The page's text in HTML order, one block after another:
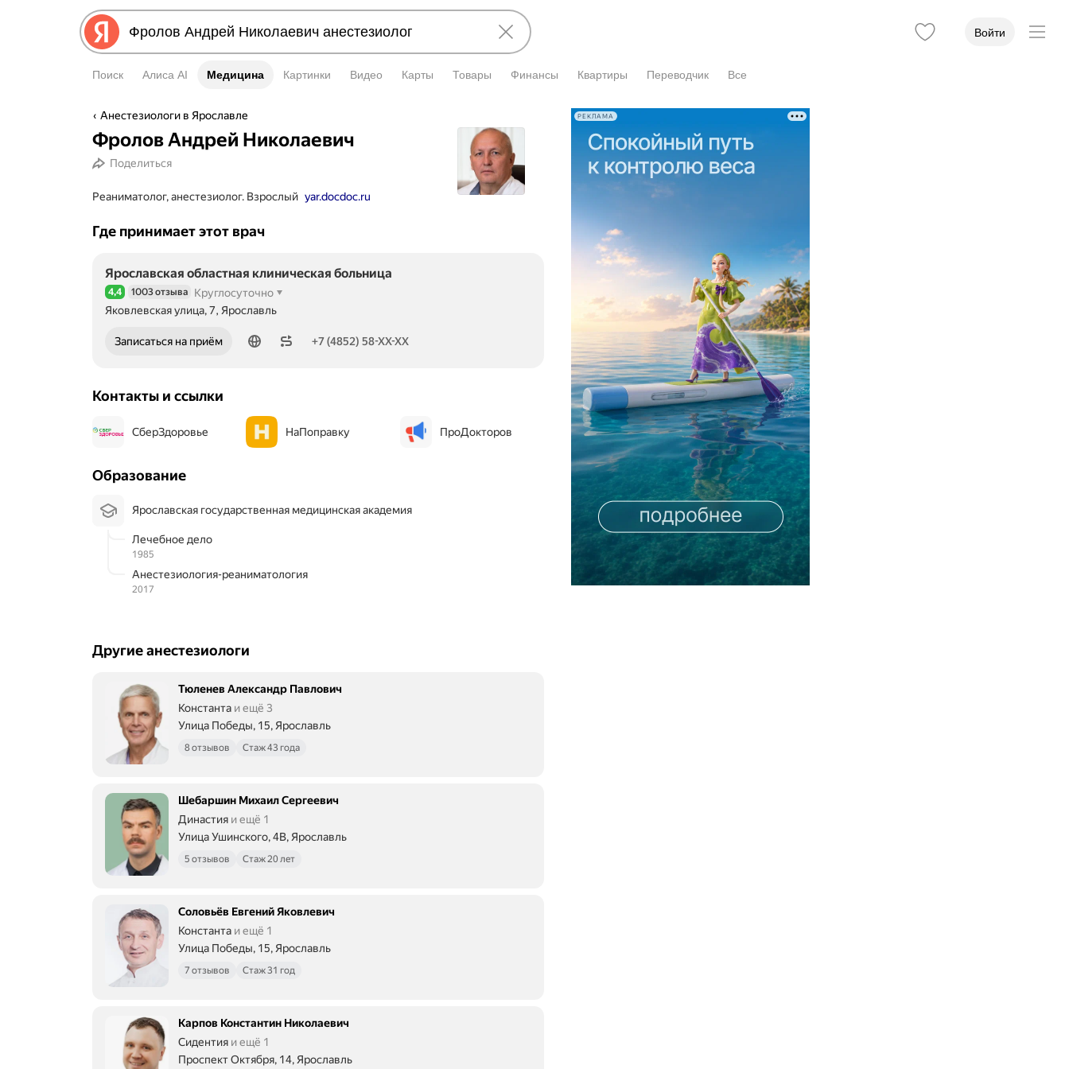
Войти
Поиск Алиса AI Медицина
Медицина Картинки Видео Карты Товары Финансы Квартиры Переводчик Все
Анестезиологи в Ярославле
Фролов Андрей Николаевич
Поделиться
Реаниматолог, анестезиолог. Взрослый yar.docdoc.ru
Где принимает этот врач
Ярославская областная клиническая больница
Рейтинг 4,4 из 5
4,4 1003 отзыва
Круглосуточно
Яковлевская улица, 7, Ярославль
Записаться на приём
Номер телефона: +74852582342 +7 (4852) 58-XX-XX
Контакты и ссылки
СберЗдоровье НаПоправку ПроДокторов
Образование
Ярославская государственная медицинская академия
Лечебное дело
1985
Анестезиология-реаниматология
2017
Другие анестезиологи
Тюленев Александр Павлович
Константа и ещё 3
Улица Победы, 15, Ярославль
8 отзывов Стаж 43 года
Шебаршин Михаил Сергеевич
Династия и ещё 1
Улица Ушинского, 4В, Ярославль
5 отзывов Стаж 20 лет
Соловьёв Евгений Яковлевич
Константа и ещё 1
Улица Победы, 15, Ярославль
7 отзывов Стаж 31 год
Карпов Константин Николаевич
Сидентия и ещё 1
Проспект Октября, 14, Ярославль
РЕКЛАМА